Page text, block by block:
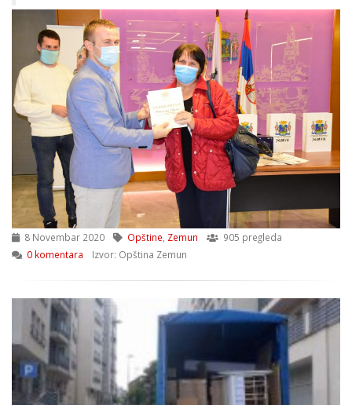
8 Novembar 2020 Opštine Zemun
905 pregleda
0 komentara
Izvor: Opština Zemun